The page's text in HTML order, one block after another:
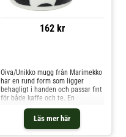
162 kr
Läs mer här
Oiva/Unikko mugg från Marimekko
har en rund form som ligger
behagligt i handen och passar fint
för både kaffe och te. En
dekorativ vardagsfavorit som
adderar färg, karaktär och
skandinavisk designkänsla till
köket.Om muggen från